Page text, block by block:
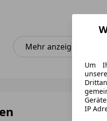
Mehr anzeigen
Um
IP